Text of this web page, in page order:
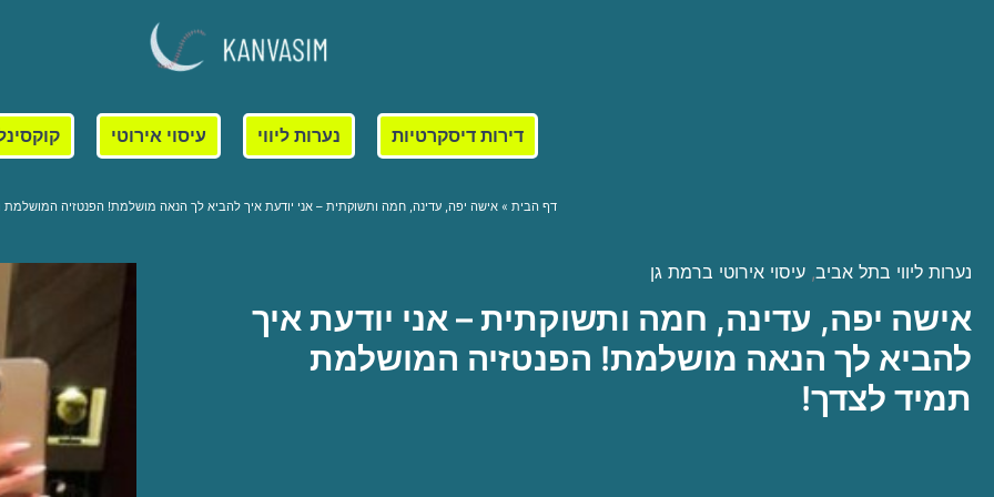
דירות דיסקרטיות נערות ליווי עיסוי אירוטי
דף הבית אישה יפה, עדינה, חמה ותשוקתית – אני יודעת איך להביא לך הנאה מושלמת! הפנטזיה המושלמת
נערות ליווי בתל אביב, עיסוי אירוטי ברמת גן
אישה יפה, עדינה, חמה ותשוקתית – אני יודעת איך
להביא לך הנאה מושלמת! הפנטזיה המושלמת
תמיד לצדך!